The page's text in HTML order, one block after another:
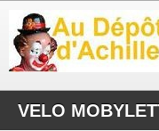
VELO